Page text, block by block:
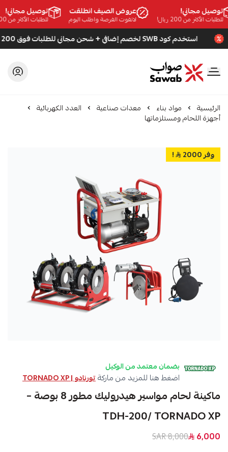
توصيل مجاني!
للطلبات الأكثر من 200 ريال!
عروض الصيف انطلقت
لاتفوت الفرصة واطلب اليوم
توصيل مجاني!
للطلبات الأكثر من 200 ريال!
استخدم كود SWB لخصم إضافي + شحن مجاني للطلبات فوق 200 ريال
صواب
الرئيسية مواد بناء معدات صناعية العدد الكهربائية
أجهزة اللحام ومستلزماتها
وفر 2000 !
بضمان معتمد من الوكيل
اضغط هنا للمزيد من ماركةتورنادو | TORNADO XP
ماكينة لحام مواسير هيدروليك مطور 8 بوصة –
TDH-200/ TORNADO XP
6,000
8,000 SAR